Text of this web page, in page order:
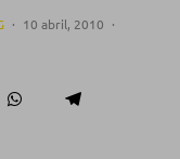
· 10 abril, 2010 ·